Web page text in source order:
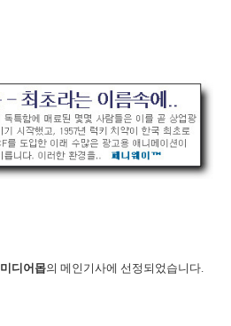
미디어몹의 메인기사에 선정되었습니다.